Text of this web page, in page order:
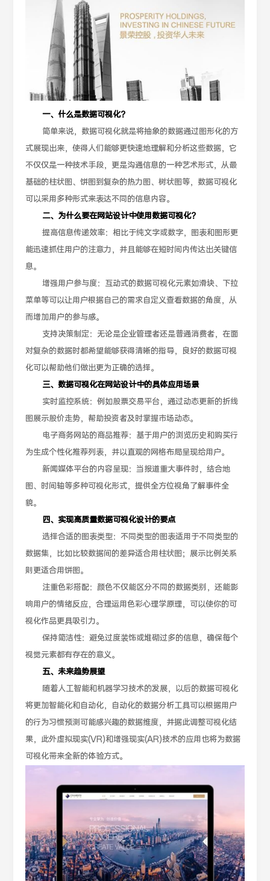
一、什么是数据可视化？
简单来说，数据可视化就是将抽象的数据通过图形化的方
式展现出来，使得人们能够更快速地理解和分析这些数据，它
不仅仅是一种技术手段，更是沟通信息的一种艺术形式，从最
基础的柱状图、饼图到复杂的热力图、树状图等，数据可视化
可以采用多种形式来表达不同的信息内容。
二、为什么要在网站设计中使用数据可视化？
提高信息传递效率：相比于纯文字或数字，图表和图形更
能迅速抓住用户的注意力，并且能够在短时间内传达出关键信
息。
增强用户参与度：互动式的数据可视化元素如滑块、下拉
菜单等可以让用户根据自己的需求自定义查看数据的角度，从
而增加用户的参与感。
支持决策制定：无论是企业管理者还是普通消费者，在面
对复杂的数据时都希望能够获得清晰的指导，良好的数据可视
化可以帮助他们做出更为正确的选择。
三、数据可视化在网站设计中的具体应用场景
实时监控系统：例如股票交易平台，通过动态更新的折线
图展示股价走势，帮助投资者及时掌握市场动态。
电子商务网站的商品推荐：基于用户的浏览历史和购买行
为生成个性化推荐列表，并以直观的网格布局呈现给用户。
新闻媒体平台的内容呈现：当报道重大事件时，结合地
图、时间轴等多种可视化形式，提供全方位视角了解事件全
貌。
四、实现高质量数据可视化设计的要点
选择合适的图表类型：不同类型的图表适用于不同类型的
数据集，比如比较数据间的差异适合用柱状图；展示比例关系
则更适合用饼图。
注重色彩搭配：颜色不仅能区分不同的数据类别，还能影
响用户的情绪反应，合理运用色彩心理学原理，可以使你的可
视化作品更具吸引力。
保持简洁性：避免过度装饰或堆砌过多的信息，确保每个
视觉元素都有存在的意义。
五、未来趋势展望
随着人工智能和机器学习技术的发展，以后的数据可视化
将更加智能化和自动化，自动化的数据分析工具可以根据用户
的行为习惯预测可能感兴趣的数据维度，并据此调整可视化结
果，此外虚拟现实(VR)和增强现实(AR)技术的应用也将为数据
可视化带来全新的体验方式。